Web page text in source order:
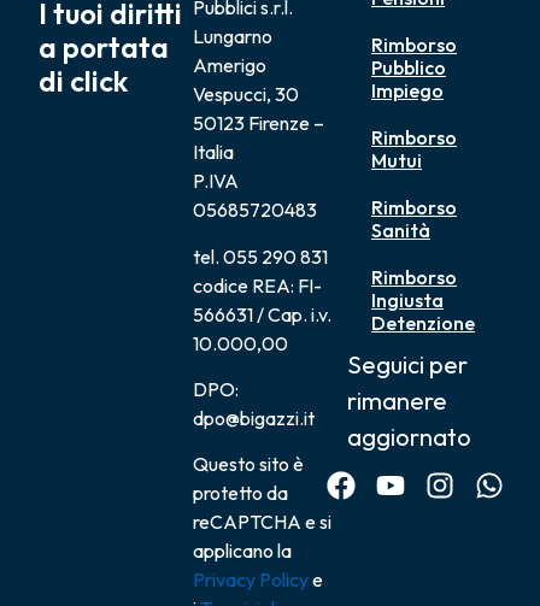
I tuoi diritti
a portata
di click
Pubblici s.r.l.
Lungarno
Amerigo
Vespucci, 30
50123 Firenze –
Italia
P.IVA
05685720483
tel. 055 290 831
codice REA: FI-
566631 / Cap. i.v.
10.000,00
DPO:
dpo@bigazzi.it
Questo sito è
protetto da
reCAPTCHA e si
applicano la
Privacy Policye
Rimborso
Pubblico
Impiego
Rimborso
Mutui
Rimborso
Sanità
Rimborso
Ingiusta
Detenzione
Seguici per
rimanere
aggiornato